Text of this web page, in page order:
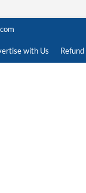
with Us